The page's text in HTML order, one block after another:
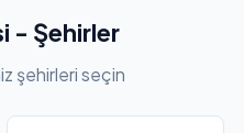
- Şehirler
şehirleri seçin